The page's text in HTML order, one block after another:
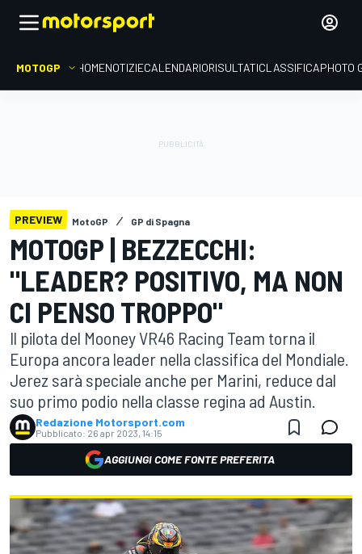
MOTOGP HOMENOTIZIECALENDARIORISULTATICLASSIFICAPHOTO
PREVIEW MotoGP GP di Spagna
MOTOGP | BEZZECCHI:
"LEADER? POSITIVO, MA NON
CI PENSO TROPPO"
Il pilota del Mooney VR46 Racing Team torna il
Europa ancora leader nella classifica del Mondiale.
Jerez sarà speciale anche per Marini, reduce dal
suo primo podio nella classe regina ad Austin.
Redazione Motorsport.com
Pubblicato: 26 apr 2023, 14:15
AGGIUNGI COME FONTE PREFERITA